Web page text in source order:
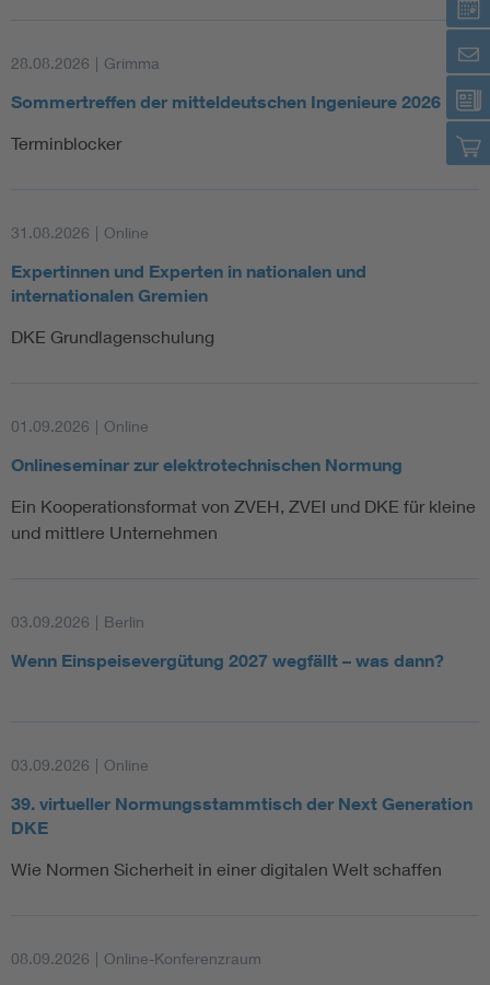
28.08.2026 | Grimma
Sommertreffen der mitteldeutschen Ingenieure 2026
Terminblocker
31.08.2026 | Online
Expertinnen und Experten in nationalen und
internationalen Gremien
DKE Grundlagenschulung
01.09.2026 | Online
Onlineseminar zur elektrotechnischen Normung
Ein Kooperationsformat von ZVEH, ZVEI und DKE für kleine
und mittlere Unternehmen
03.09.2026 | Berlin
Wenn Einspeisevergütung 2027 wegfällt – was dann?
03.09.2026 | Online
39. virtueller Normungsstammtisch der Next Generation
DKE
Wie Normen Sicherheit in einer digitalen Welt schaffen
08.09.2026 | Online-Konferenzraum